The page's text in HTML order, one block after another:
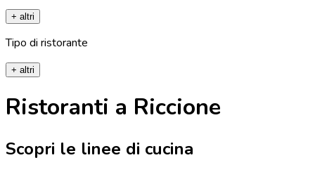
+ altri
Tipo di ristorante
+ altri
Ristoranti a Riccione
Scopri le linee di cucina